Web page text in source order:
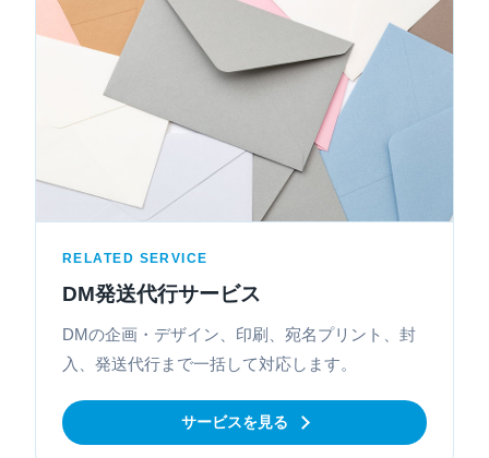
RELATED SERVICE
DM発送代行サービス
DMの企画・デザイン、印刷、宛名プリント、封
入、発送代行まで一括して対応します。
サービスを見る